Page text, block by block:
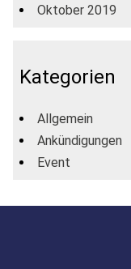
Oktober 2019
Kategorien
Allgemein
Ankündigungen
Event